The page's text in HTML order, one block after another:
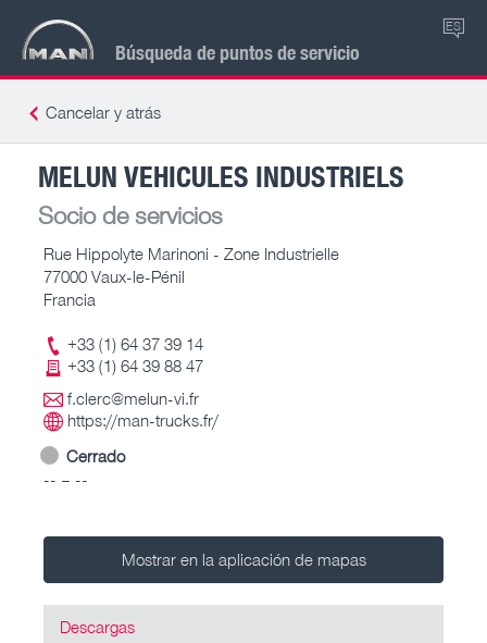
Búsqueda de puntos de servicio
ES
Cancelar y atrás
MELUN VEHICULES INDUSTRIELS
Socio de servicios
Rue Hippolyte Marinoni - Zone Industrielle
77000 Vaux-le-Pénil
Francia
+33 (1) 64 37 39 14
+33 (1) 64 39 88 47
f.clerc@melun-vi.fr
https://man-trucks.fr/
Cerrado
-- – --
Mostrar en la aplicación de mapas
Descargas